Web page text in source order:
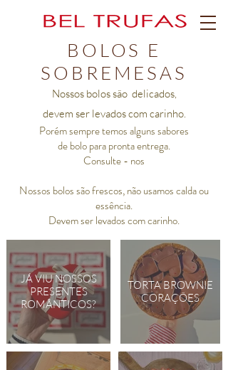
BOLOS E
SOBREMESAS
Nossos bolos são delicados,
devem ser levados com carinho.
Porém sempre temos alguns sabores
de bolo para pronta entrega.
Consulte - nos​
Nossos bolos são frescos, não usamos calda ou
essência.
Devem ser levados com carinho.
JÁ VIU NOSSOS
PRESENTES
ROMÂNTICOS?
TORTA BROWNIE
CORAÇÕES